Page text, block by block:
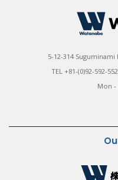
5-12-314 Suguminami
TEL +81-(0)92-592-
Mon -